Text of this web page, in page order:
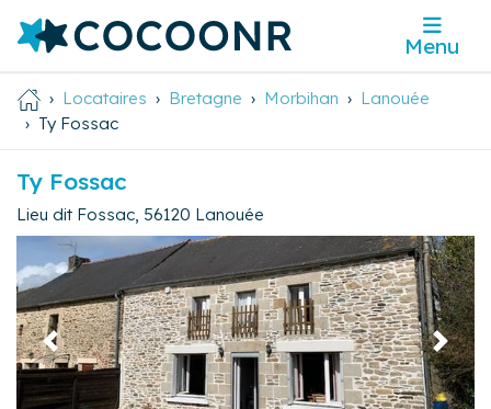
Menu
Locataires Bretagne Morbihan
Lanouée
Ty Fossac
Ty Fossac
Lieu dit Fossac 56120 Lanouée
Précédent